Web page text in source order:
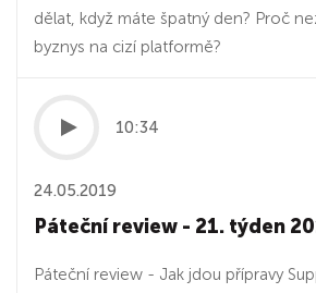
dělat, když máte špatný den? Proč
byznys na cizí platformě?
10:34
24.05.2019
Páteční review - 21. týden
Páteční review - Jak jdou přípravy